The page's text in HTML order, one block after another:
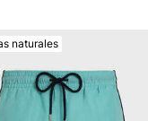
naturales